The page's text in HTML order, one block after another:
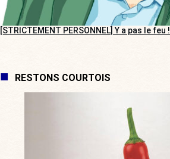
[STRICTEMENT PERSONNEL] Y a pas le feu !
RESTONS COURTOIS